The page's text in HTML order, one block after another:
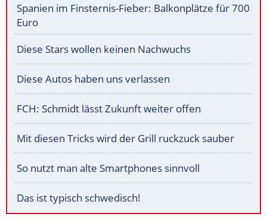
Spanien im Finsternis-Fieber: Balkonplätze für 700
Euro
Diese Stars wollen keinen Nachwuchs
Diese Autos haben uns verlassen
FCH: Schmidt lässt Zukunft weiter offen
Mit diesen Tricks wird der Grill ruckzuck sauber
So nutzt man alte Smartphones sinnvoll
Das ist typisch schwedisch!